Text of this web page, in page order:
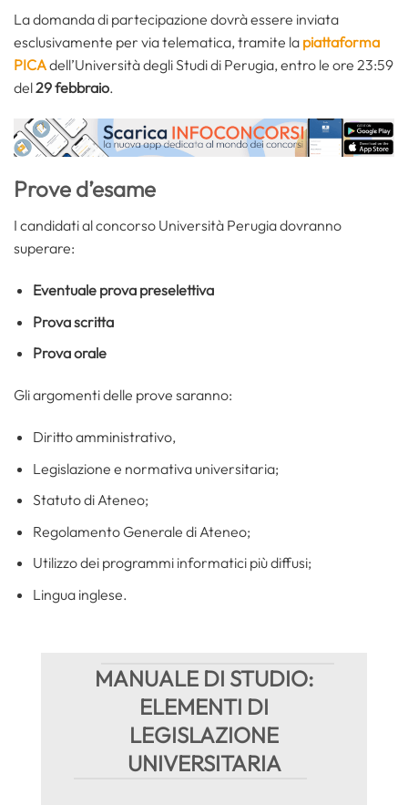
La domanda di partecipazione dovrà essere inviata
esclusivamente per via telematica, tramite la piattaforma
PICAdell’Università degli Studi di Perugia, entro le ore 23:59
del29 febbraio.
Prove d’esame
I candidati al concorso Università Perugia dovranno
superare:
Eventuale prova preselettiva
Prova scritta
Prova orale
Gli argomenti delle prove saranno:
Diritto amministrativo,
Legislazione e normativa universitaria;
Statuto di Ateneo;
Regolamento Generale di Ateneo;
Utilizzo dei programmi informatici più diffusi;
Lingua inglese.
MANUALE DI STUDIO:
ELEMENTI DI
LEGISLAZIONE
UNIVERSITARIA